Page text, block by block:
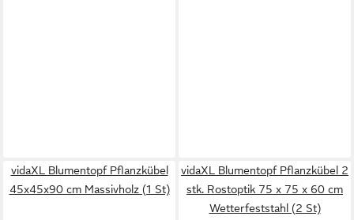
vidaXL Blumentopf Pflanzkübel
45x45x90 cm Massivholz (1 St)
vidaXL Blumentopf Pflanzkübel 2
stk. Rostoptik 75 x 75 x 60 cm
Wetterfeststahl (2 St)